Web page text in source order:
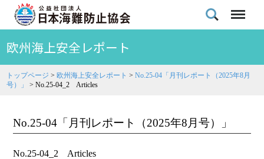
欧州海上安全レポート
トップページ > 欧州海上安全レポート >No.25-04「月刊レポート（2025年8月
号）」
>No.25-04_2 Articles
No.25-04「月刊レポート（2025年8月号）」
No.25-04_2 Articles